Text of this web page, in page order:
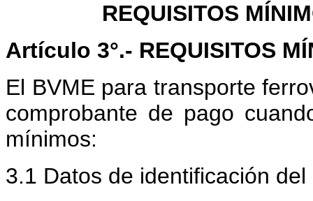
REQUISITOS
Artículo 3°.- REQUISITOS
El BVME para transporte
comprobante de pago
mínimos:
3.1 Datos de identificación